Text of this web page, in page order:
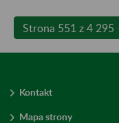
Strona 551 z 4 295
Kontakt
Mapa strony